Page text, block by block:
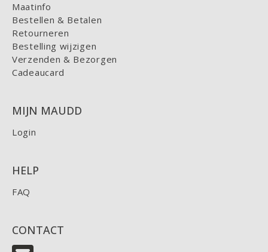
Maatinfo
Bestellen & Betalen
Retourneren
Bestelling wijzigen
Verzenden & Bezorgen
Cadeaucard
MIJN MAUDD
Login
HELP
FAQ
CONTACT